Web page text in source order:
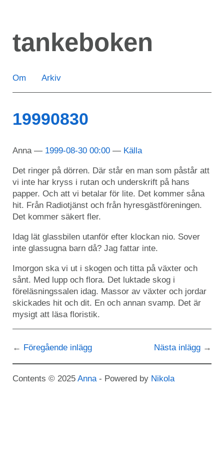
huvudinnehåll
tankeboken
Om Arkiv
19990830
Anna 1999-08-30 00:00 Källa
Det ringer på dörren. Där står en man som påstår att
vi inte har kryss i rutan och underskrift på hans
papper. Och att vi betalar för lite. Det kommer såna
hit. Från Radiotjänst och från hyresgästföreningen.
Det kommer säkert fler.
Idag lät glassbilen utanför efter klockan nio. Sover
inte glassugna barn då? Jag fattar inte.
Imorgon ska vi ut i skogen och titta på växter och
sånt. Med lupp och flora. Det luktade skog i
föreläsningssalen idag. Massor av växter och jordar
skickades hit och dit. En och annan svamp. Det är
mysigt att läsa floristik.
Föregående inlägg Nästa inlägg
Contents © 2025 Anna - Powered by Nikola